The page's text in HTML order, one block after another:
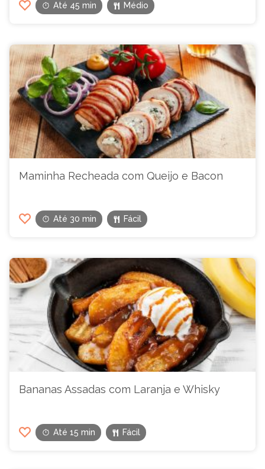
Até 45 min Médio
Maminha Recheada com Queijo e Bacon
Até 30 min Fácil
Bananas Assadas com Laranja e Whisky
Até 15 min Fácil